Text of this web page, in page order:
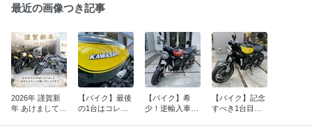
最近の画像つき記事
2026年 謹賀新
年 あけましてお
【バイク】最後
の1台はコレ
【バイク】希
少！逆輸入車！
【バイク】記念
すべき1台目の